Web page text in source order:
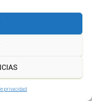
privacidad